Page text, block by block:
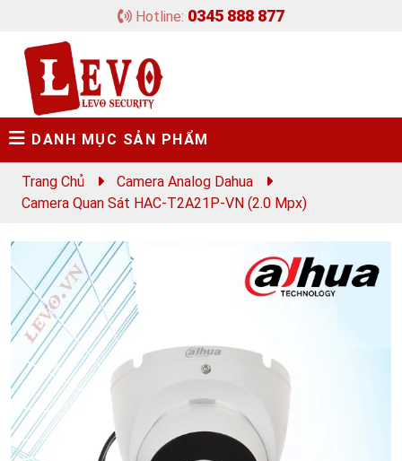
Hotline: 0345 888 877
DANH MỤC SẢN PHẨM
Trang Chủ
Camera Analog Dahua
Camera Quan Sát HAC-T2A21P-VN (2.0 Mpx)